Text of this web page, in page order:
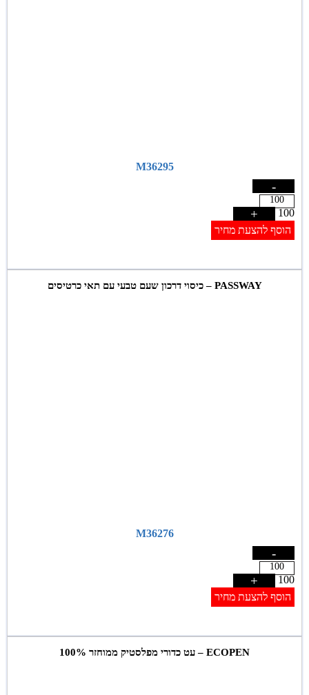
M36295
-
100
+
הוסף להצעת מחיר
PASSWAY – כיסוי דרכון שעם טבעי עם תאי כרטיסים
M36276
-
100
+
הוסף להצעת מחיר
ECOPEN – עט כדורי מפלסטיק ממוחזר 100%